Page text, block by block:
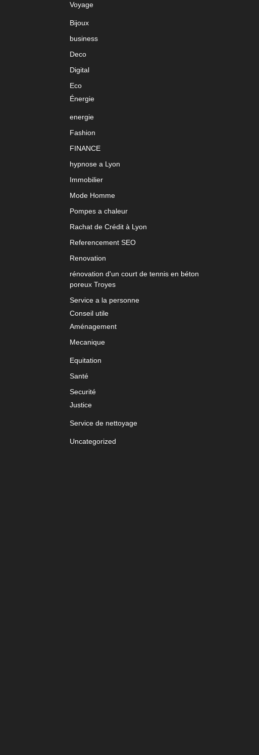
Voyage
Bijoux
business
Deco
Digital
Eco
Énergie
energie
Fashion
FINANCE
hypnose a Lyon
Immobilier
Mode Homme
Pompes a chaleur
Rachat de Crédit à Lyon
Referencement SEO
Renovation
rénovation d'un court de tennis en béton
poreux Troyes
Service a la personne
Conseil utile
Aménagement
Mecanique
Equitation
Santé
Securité
Justice
Service de nettoyage
Uncategorized